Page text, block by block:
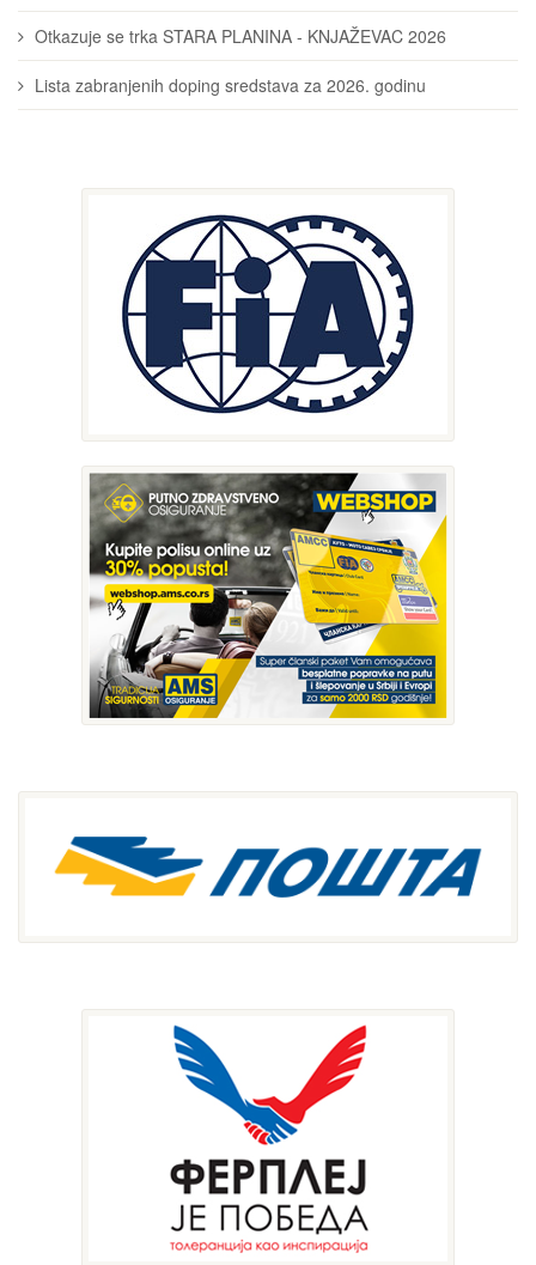
Otkazuje se trka STARA PLANINA - KNJAŽEVAC 2026
Lista zabranjenih doping sredstava za 2026. godinu